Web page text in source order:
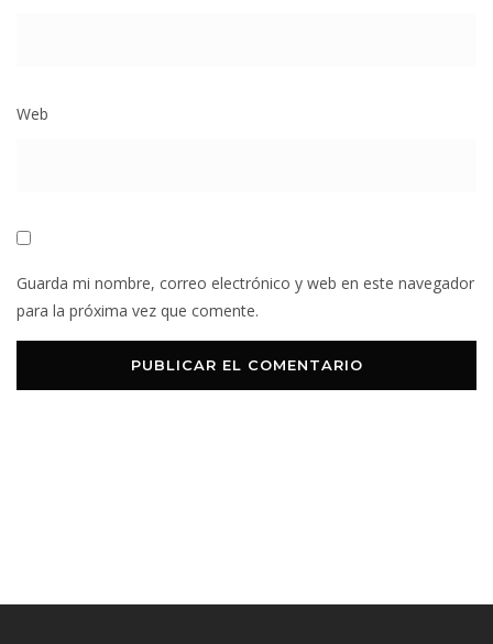
Web
Guarda mi nombre, correo electrónico y web en este navegador
para la próxima vez que comente.